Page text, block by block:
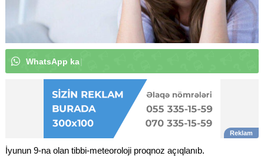
WhatsApp kan
İyunun 9-na olan tibbi-meteoroloji proqnoz açıqlanıb.